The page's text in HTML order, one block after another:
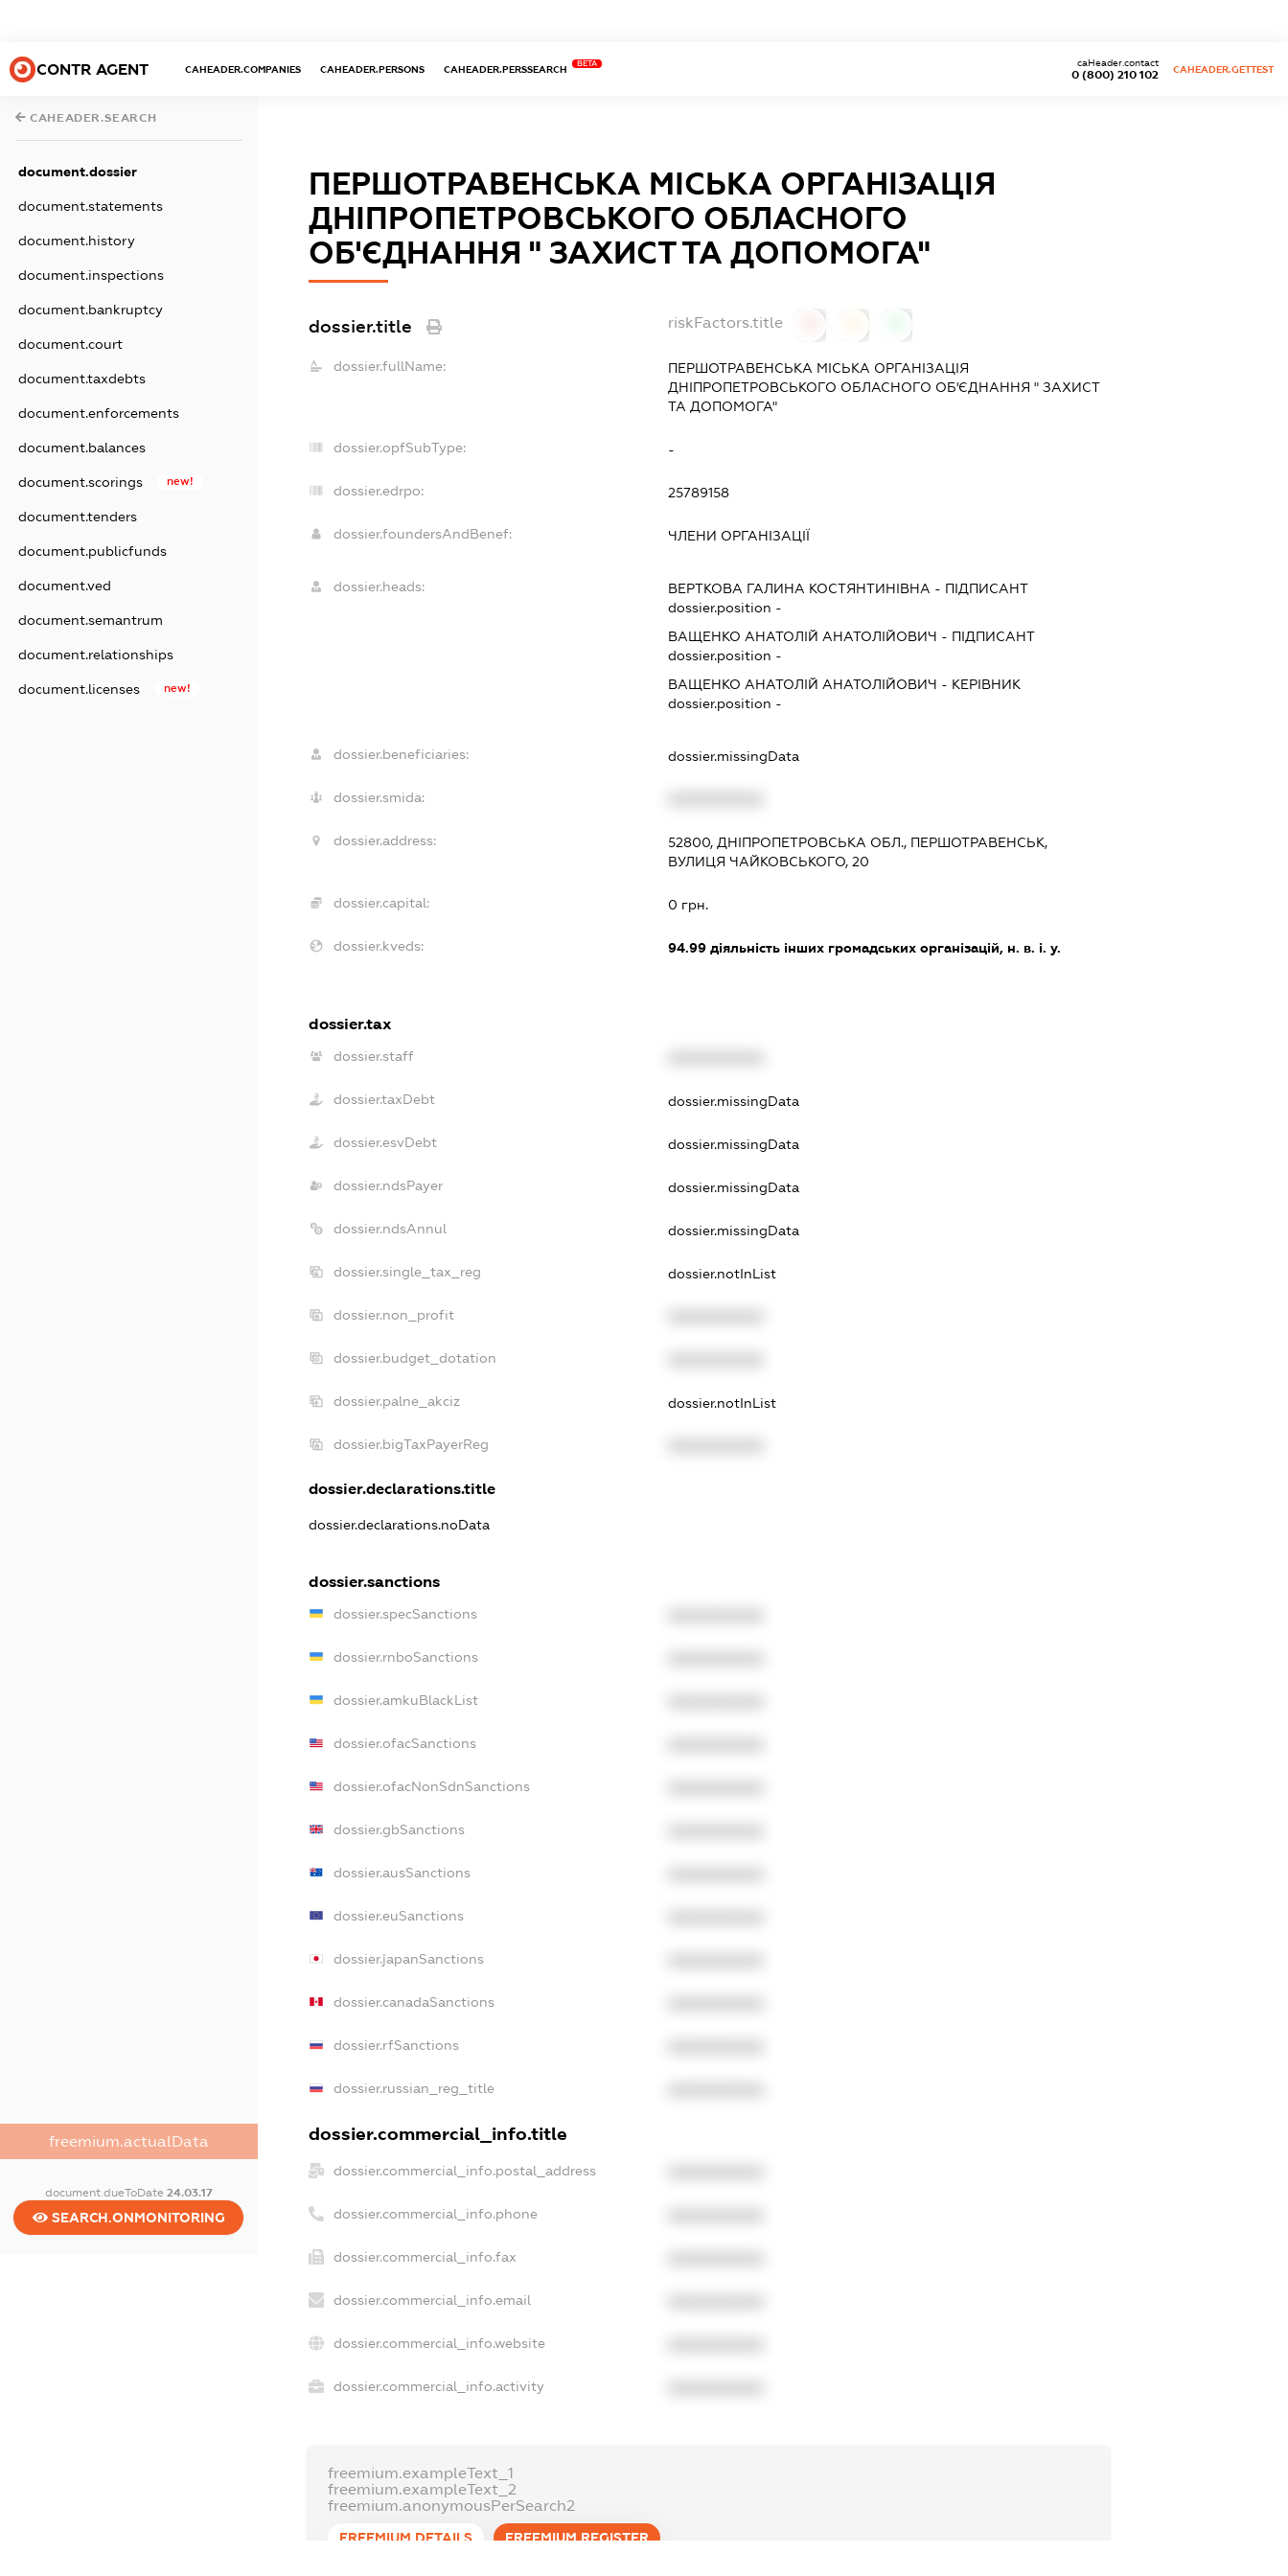
CONTR AGENT CAHEADER.COMPANIES CAHEADER.PERSONS CAHEADER.PERSSEARCH
BETA
0 (800) 210 102
caHeader.contact
CAHEADER.GETTEST
CAHEADER.SEARCH
document.dossier
document.statements
document.history
document.inspections
document.bankruptcy
document.court
document.taxdebts
document.enforcements
document.balances
document.scorings new!
document.tenders
document.publicfunds
document.ved
document.semantrum
document.relationships
document.licenses new!
freemium.actualData
document.dueToDate 24.03.17
SEARCH.ONMONITORING
ПЕРШОТРАВЕНСЬКА МІСЬКА ОРГАНІЗАЦІЯ
ДНІПРОПЕТРОВСЬКОГО ОБЛАСНОГО
ОБ'ЄДНАННЯ " ЗАХИСТ ТА ДОПОМОГА"
dossier.title riskFactors.title
dossier.fullName:
ПЕРШОТРАВЕНСЬКА МІСЬКА ОРГАНІЗАЦІЯ
ДНІПРОПЕТРОВСЬКОГО ОБЛАСНОГО ОБ'ЄДНАННЯ " ЗАХИСТ
ТА ДОПОМОГА"
dossier.opfSubType: -
dossier.edrpo: 25789158
dossier.foundersAndBenef: ЧЛЕНИ ОРГАНІЗАЦІЇ
dossier.heads: ВЕРТКОВА ГАЛИНА КОСТЯНТИНІВНА - ПІДПИСАНТ
dossier.position -
ВАЩЕНКО АНАТОЛІЙ АНАТОЛІЙОВИЧ - ПІДПИСАНТ
dossier.position -
ВАЩЕНКО АНАТОЛІЙ АНАТОЛІЙОВИЧ - КЕРІВНИК
dossier.position -
dossier.beneficiaries: dossier.missingData
dossier.smida:
dossier.address:
52800, ДНІПРОПЕТРОВСЬКА ОБЛ., ПЕРШОТРАВЕНСЬК,
ВУЛИЦЯ ЧАЙКОВСЬКОГО, 20
dossier.capital: 0 грн.
dossier.kveds: 94.99 діяльність інших громадських організацій, н. в. і. у.
dossier.tax
dossier.staff
dossier.taxDebt dossier.missingData
dossier.esvDebt dossier.missingData
dossier.ndsPayer dossier.missingData
dossier.ndsAnnul dossier.missingData
dossier.single_tax_reg dossier.notInList
dossier.non_profit
dossier.budget_dotation
dossier.palne_akciz dossier.notInList
dossier.bigTaxPayerReg
dossier.declarations.title
dossier.declarations.noData
dossier.sanctions
dossier.specSanctions
dossier.rnboSanctions
dossier.amkuBlackList
dossier.ofacSanctions
dossier.ofacNonSdnSanctions
dossier.gbSanctions
dossier.ausSanctions
dossier.euSanctions
dossier.japanSanctions
dossier.canadaSanctions
dossier.rfSanctions
dossier.russian_reg_title
dossier.commercial_info.title
dossier.commercial_info.postal_address
dossier.commercial_info.phone
dossier.commercial_info.fax
dossier.commercial_info.email
dossier.commercial_info.website
dossier.commercial_info.activity
freemium.exampleText_1
freemium.exampleText_2
freemium.anonymousPerSearch2
FREEMIUM.DETAILS FREEMIUM.REGISTER